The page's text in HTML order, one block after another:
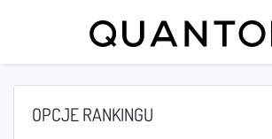
OPCJE RANKINGU